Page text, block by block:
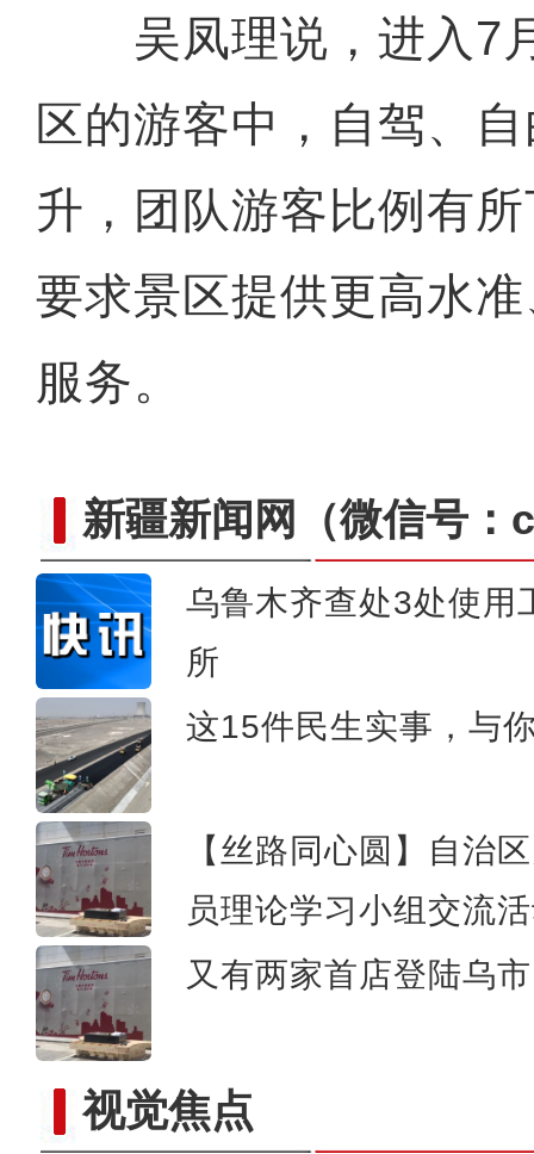
吴凤理说，进入7
区的游客中，自驾、
升，团队游客比例有
要求景区提供更高水
服务。
新疆新闻网 （微信号
乌鲁木齐查处3处使用
所
这15件民生实事，与
【丝路同心圆】自治
员理论学习小组交流
又有两家首店登陆乌
视觉焦点夏季在新疆滑雪是一种